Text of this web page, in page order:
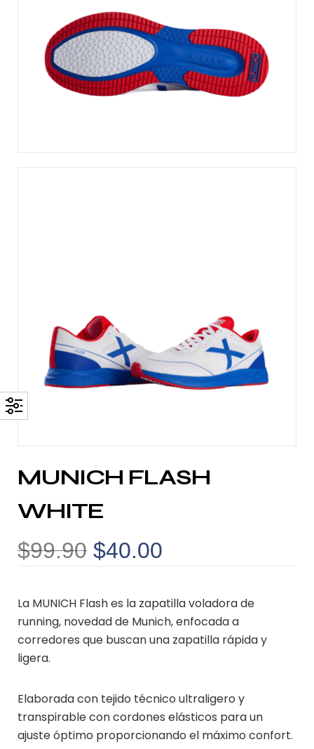
MUNICH FLASH
WHITE
$99.90 $40.00
La MUNICH Flash es la zapatilla voladora de
running, novedad de Munich, enfocada a
corredores que buscan una zapatilla rápida y
ligera.
Elaborada con tejido técnico ultraligero y
transpirable con cordones elásticos para un
ajuste óptimo proporcionando el máximo confort.